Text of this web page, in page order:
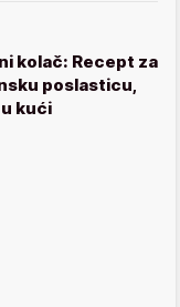
kolač: Recept za
poslasticu,
kući